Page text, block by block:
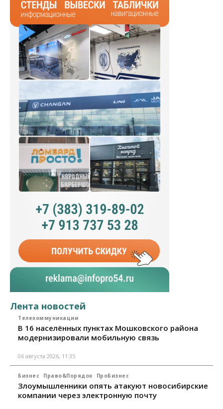
Лента новостей
Телекоммуникации
В 16 населённых пунктах Мошковского района
модернизировали мобильную связь
06 августа 2026, 11:35
Бизнес Право&Порядок ПроБизнес
Злоумышленники опять атакуют новосибирские
компании через электронную почту